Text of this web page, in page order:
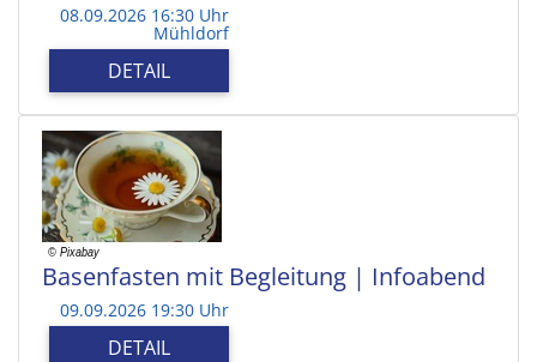
08.09.2026 16:30 Uhr
Mühldorf
DETAIL
Basenfasten mit Begleitung | Infoabend
09.09.2026 19:30 Uhr
DETAIL